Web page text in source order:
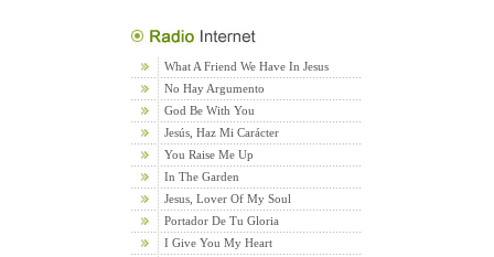
What A Friend We Have In Jesus
No Hay Argumento
God Be With You
Jesús, Haz Mi Carácter
You Raise Me Up
In The Garden
Jesus, Lover Of My Soul
Portador De Tu Gloria
I Give You My Heart